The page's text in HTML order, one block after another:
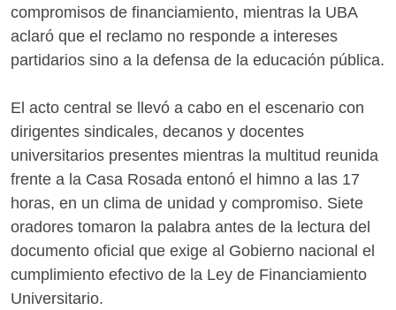
compromisos de financiamiento, mientras la UBA
aclaró que el reclamo no responde a intereses
partidarios sino a la defensa de la educación pública.
El acto central se llevó a cabo en el escenario con
dirigentes sindicales, decanos y docentes
universitarios presentes mientras la multitud reunida
frente a la Casa Rosada entonó el himno a las 17
horas, en un clima de unidad y compromiso. Siete
oradores tomaron la palabra antes de la lectura del
documento oficial que exige al Gobierno nacional el
cumplimiento efectivo de la Ley de Financiamiento
Universitario.